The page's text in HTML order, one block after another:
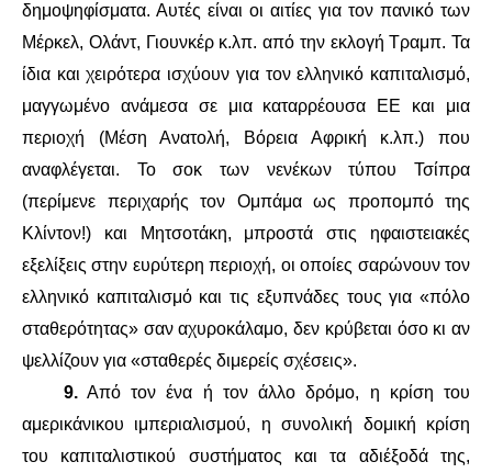
δημοψηφίσματα. Αυτές είναι οι αιτίες για τον πανικό των
Μέρκελ, Ολάντ, Γιουνκέρ κ.λπ. από την εκλογή Τραμπ. Τα
ίδια και χειρότερα ισχύουν για τον ελληνικό καπιταλισμό,
μαγγωμένο ανάμεσα σε μια καταρρέουσα ΕΕ και μια
περιοχή (Μέση Ανατολή, Βόρεια Αφρική κ.λπ.) που
αναφλέγεται. Το σοκ των νενέκων τύπου Τσίπρα
(περίμενε περιχαρής τον Ομπάμα ως προπομπό της
Κλίντον!) και Μητσοτάκη, μπροστά στις ηφαιστειακές
εξελίξεις στην ευρύτερη περιοχή, οι οποίες σαρώνουν τον
ελληνικό καπιταλισμό και τις εξυπνάδες τους για «πόλο
σταθερότητας» σαν αχυροκάλαμο, δεν κρύβεται όσο κι αν
ψελλίζουν για «σταθερές διμερείς σχέσεις».
9.Από τον ένα ή τον άλλο δρόμο, η κρίση του
αμερικάνικου ιμπεριαλισμού, η συνολική δομική κρίση
του καπιταλιστικού συστήματος και τα αδιέξοδά της,